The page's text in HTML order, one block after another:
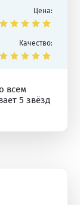
Цена:
Качество:
всем
5 звёзд